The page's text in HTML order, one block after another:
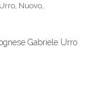
Nuovo
Gabriele Urro